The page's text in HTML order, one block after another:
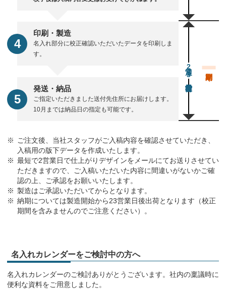
印刷・製造
名入れ部分に校正確認いただいたデータを印刷しま
す。
発送・納品
ご指定いただきました送付先住所にお届けします。
10月までは納品日の指定も可能です。
通常23営業日後出荷
ご注文後、当社スタッフがご入稿内容を確認させていただき、
入稿用の版下データを作成いたします。
最短で2営業日で仕上がりデザインをメールにてお送りさせてい
ただきますので、ご入稿いただいた内容に間違いがないかご確
認の上、ご承認をお願いいたします。
製造はご承認いただいてからとなります。
納期については製造開始から23営業日後出荷となります（校正
期間を含みませんのでご注意ください）。
名入れカレンダーをご検討中の方へ
名入れカレンダーのご検討ありがとうございます。社内の稟議時に
便利な資料をご用意しました。